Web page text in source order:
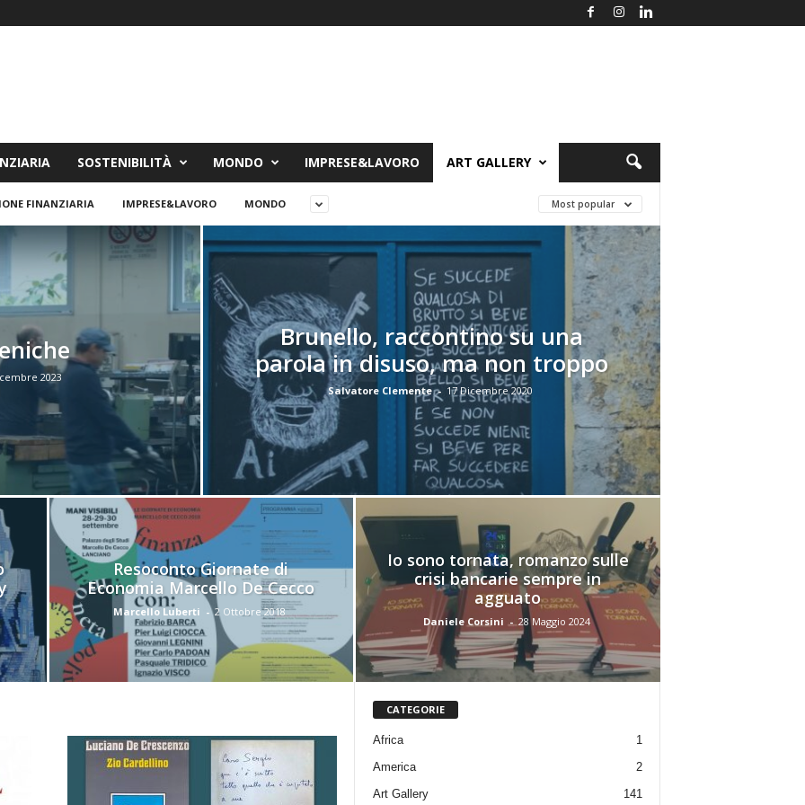
SOSTENIBILITÀ MONDO IMPRESE&LAVORO ART GALLERY
FINANZIARIA IMPRESE&LAVORO MONDO Most popular
2023
Brunello, raccontino su una
parola in disuso, ma non troppo
Salvatore Clemente - 17 Dicembre 2020
Resoconto Giornate di
Economia Marcello De Cecco
Marcello Luberti - 2 Ottobre 2018
Io sono tornata, romanzo sulle
crisi bancarie sempre in
agguato
Daniele Corsini - 28 Maggio 2024
CATEGORIE
Africa
1
America
2
Art Gallery
141